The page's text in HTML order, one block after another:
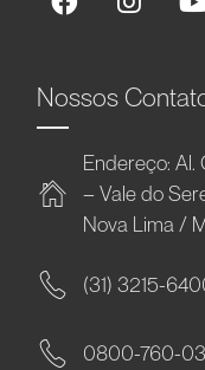
Nossos
Endereço:
– Vale do
Nova Lima /
(31) 3215-
0800-760-